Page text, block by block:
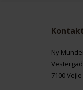
Ny
7100 Vejle